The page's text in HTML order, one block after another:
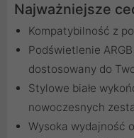
Najważniejsze
Kompatybilność z
Podświetlenie
dostosowany do
Stylowe białe
nowoczesnych
Wysoka wydajność